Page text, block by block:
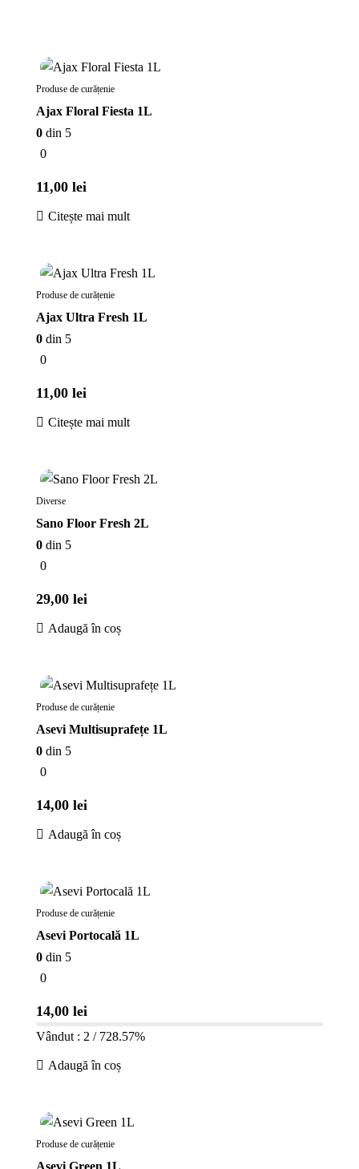
Produse de curățenie
Ajax Floral Fiesta 1L
0 din 5
0
11,00 lei
Citește mai mult
Produse de curățenie
Ajax Ultra Fresh 1L
0 din 5
0
11,00 lei
Citește mai mult
Diverse
Sano Floor Fresh 2L
0 din 5
0
29,00 lei
Adaugă în coș
Produse de curățenie
Asevi Multisuprafețe 1L
0 din 5
0
14,00 lei
Adaugă în coș
Produse de curățenie
Asevi Portocală 1L
0 din 5
0
14,00 lei
Vândut : 2 / 728.57%
Adaugă în coș
Produse de curățenie
Asevi Green 1L